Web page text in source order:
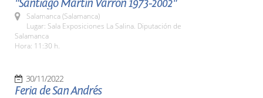
"Santiago Martín Varron 1973-2002"
Salamanca (Salamanca)
Lugar: Sala Exposiciones La Salina. Diputación de
Salamanca
Hora: 11:30 h.
30/11/2022
Feria de San Andrés